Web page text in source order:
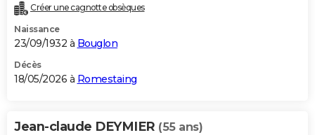
Destinations
City break
Voyage nature
Voyage de noces
Forum
Climat
+PHOTO
GUIDES D'ACHAT
BONS PLANS
Carte de Noël
Carte Bonne année
Carte Saint-Valentin
Carte Pâques
Carte d'anniversaire
DICTIONNAIRE
Créer une cagnotte obsèques
Naissance
23/09/1932 à Bouglon
Décès
18/05/2026 à Romestaing
Jean-claude DEYMIER (55 ans)